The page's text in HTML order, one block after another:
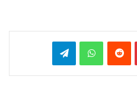
‫پین‌ترست‫رددیت واتس آپ تلگرام